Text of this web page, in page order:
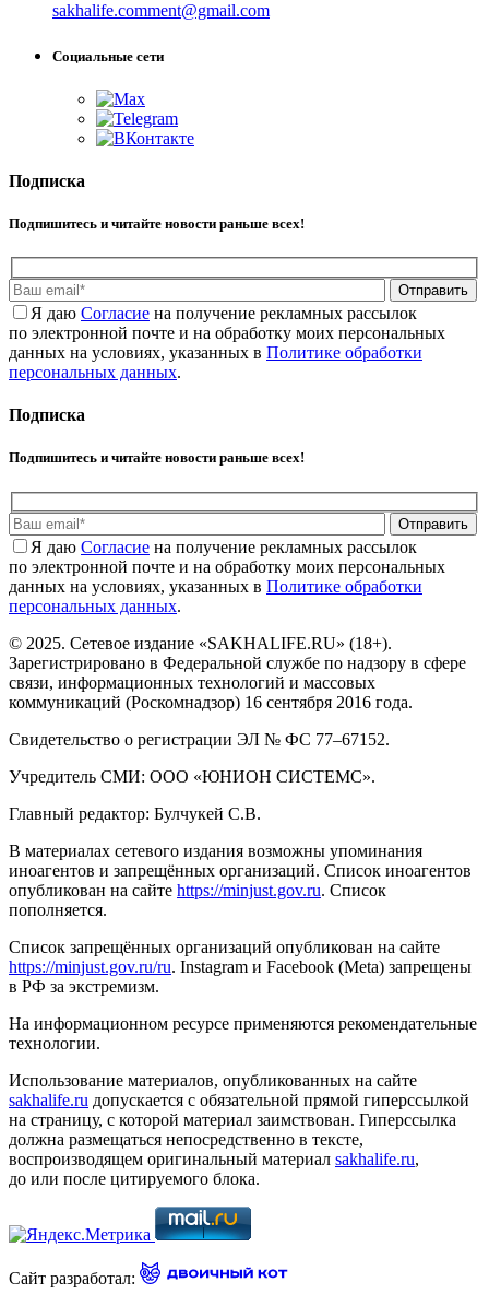
sakhalife.comment@gmail.com
Социальные сети
Подписка
Подпишитесь и читайте новости раньше всех!
Отправить
Я даю Cогласие на получение рекламных рассылок
по электронной почте и на обработку моих персональных
данных на условиях, указанных в Политике обработки
персональных данных.
Подписка
Подпишитесь и читайте новости раньше всех!
Отправить
Я даю Cогласие на получение рекламных рассылок
по электронной почте и на обработку моих персональных
данных на условиях, указанных в Политике обработки
персональных данных.
© 2025. Сетевое издание «SAKHALIFE.RU» (18+).
Зарегистрировано в Федеральной службе по надзору в сфере
связи, информационных технологий и массовых
коммуникаций (Роскомнадзор) 16 сентября 2016 года.
Свидетельство о регистрации ЭЛ № ФС 77–67152.
Учредитель СМИ: ООО «ЮНИОН СИСТЕМС».
Главный редактор: Булчукей С.В.
В материалах сетевого издания возможны упоминания
иноагентов и запрещённых организаций. Список иноагентов
опубликован на сайте https://minjust.gov.ru. Список
пополняется.
Список запрещённых организаций опубликован на сайте
https://minjust.gov.ru/ru. Instagram и Facebook (Metа) запрещены
в РФ за экстремизм.
На информационном ресурсе применяются рекомендательные
технологии.
Использование материалов, опубликованных на сайте
sakhalife.ru допускается с обязательной прямой гиперссылкой
на страницу, с которой материал заимствован. Гиперссылка
должна размещаться непосредственно в тексте,
воспроизводящем оригинальный материал sakhalife.ru,
до или после цитируемого блока.
Сайт разработал: